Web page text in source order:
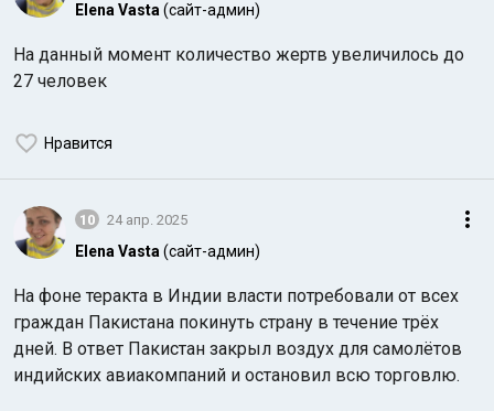
Elena Vasta(сайт-админ)
На данный момент количество жертв увеличилось до
27 человек
Нравится
10 24 апр. 2025
Elena Vasta(сайт-админ)
На фоне теракта в Индии власти потребовали от всех
граждан Пакистана покинуть страну в течение трёх
дней. В ответ Пакистан закрыл воздух для самолётов
индийских авиакомпаний и остановил всю торговлю.